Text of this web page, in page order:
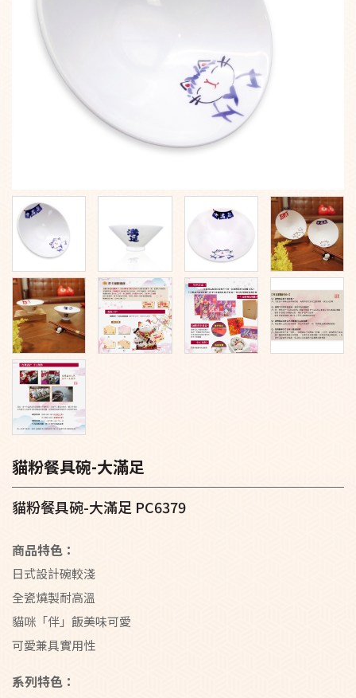
貓粉餐具碗-大滿足
貓粉餐具碗-大滿足 PC6379
商品特色：
日式設計碗較淺
全瓷燒製耐高溫
貓咪「伴」飯美味可愛
可愛兼具實用性
系列特色：